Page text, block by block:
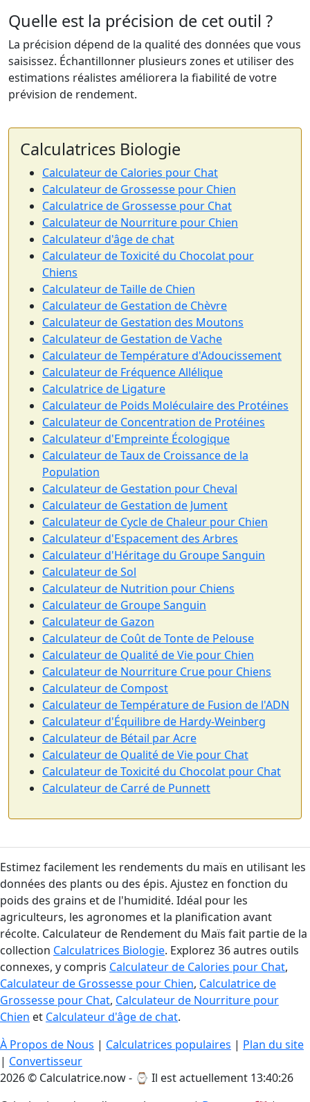
Quelle est la précision de cet outil ?
La précision dépend de la qualité des données que vous
saisissez. Échantillonner plusieurs zones et utiliser des
estimations réalistes améliorera la fiabilité de votre
prévision de rendement.
Calculatrices Biologie
Calculateur de Calories pour Chat
Calculateur de Grossesse pour Chien
Calculatrice de Grossesse pour Chat
Calculateur de Nourriture pour Chien
Calculateur d'âge de chat
Calculateur de Toxicité du Chocolat pour
Chiens
Calculateur de Taille de Chien
Calculateur de Gestation de Chèvre
Calculateur de Gestation des Moutons
Calculateur de Gestation de Vache
Calculateur de Température d'Adoucissement
Calculateur de Fréquence Allélique
Calculatrice de Ligature
Calculateur de Poids Moléculaire des Protéines
Calculateur de Concentration de Protéines
Calculateur d'Empreinte Écologique
Calculateur de Taux de Croissance de la
Population
Calculateur de Gestation pour Cheval
Calculateur de Gestation de Jument
Calculateur de Cycle de Chaleur pour Chien
Calculateur d'Espacement des Arbres
Calculateur d'Héritage du Groupe Sanguin
Calculateur de Sol
Calculateur de Nutrition pour Chiens
Calculateur de Groupe Sanguin
Calculateur de Gazon
Calculateur de Coût de Tonte de Pelouse
Calculateur de Qualité de Vie pour Chien
Calculateur de Nourriture Crue pour Chiens
Calculateur de Compost
Calculateur de Température de Fusion de l'ADN
Calculateur d'Équilibre de Hardy-Weinberg
Calculateur de Bétail par Acre
Calculateur de Qualité de Vie pour Chat
Calculateur de Toxicité du Chocolat pour Chat
Calculateur de Carré de Punnett
Estimez facilement les rendements du maïs en utilisant les
données des plants ou des épis. Ajustez en fonction du
poids des grains et de l'humidité. Idéal pour les
agriculteurs, les agronomes et la planification avant
récolte. Calculateur de Rendement du Maïs fait partie de la
collection Calculatrices Biologie. Explorez 36 autres outils
connexes, y compris Calculateur de Calories pour Chat,
Calculateur de Grossesse pour Chien, Calculatrice de
Grossesse pour Chat, Calculateur de Nourriture pour
Chien et Calculateur d'âge de chat.
À Propos de Nous | Calculatrices populaires | Plan du site
| Convertisseur
2026 © Calculatrice.now - ⌚ Il est actuellement 13:40:27